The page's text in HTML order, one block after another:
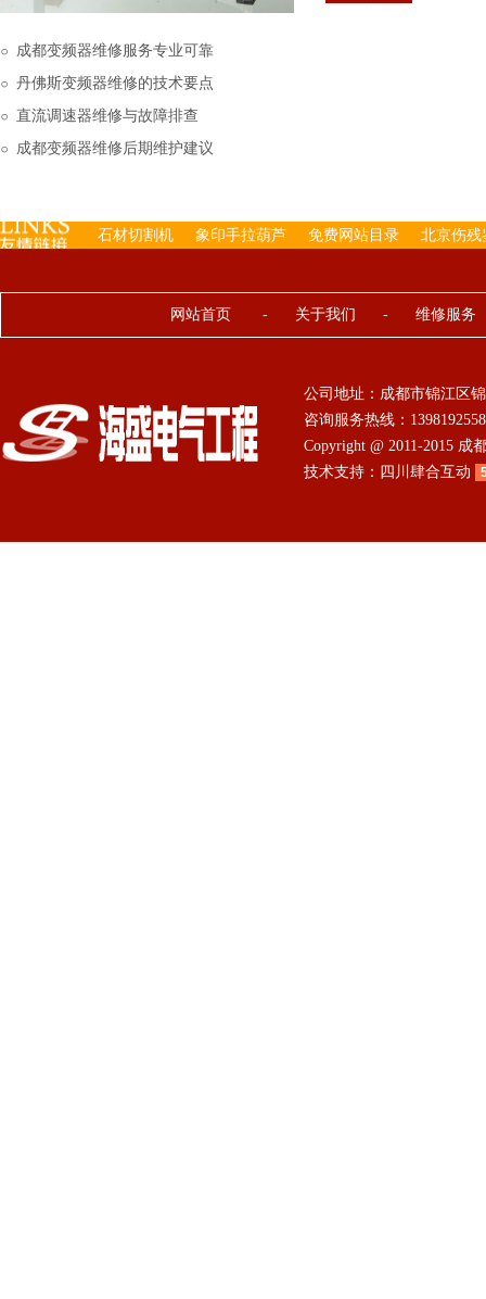
下来的，机内已经存有
成都变频器维修服务专业可靠
丹佛斯变频器维修的技术要点
直流调速器维修与故障排查
成都变频器维修后期维护建议
石材切割机 象印手拉葫芦 免费网站目录 北京伤残
网站首页 - 关于我们 - 维修服务
公司地址：成都市锦江区
咨询服务热线：
Copyright @ 2011-2015
技术支持： 四川肆合互动